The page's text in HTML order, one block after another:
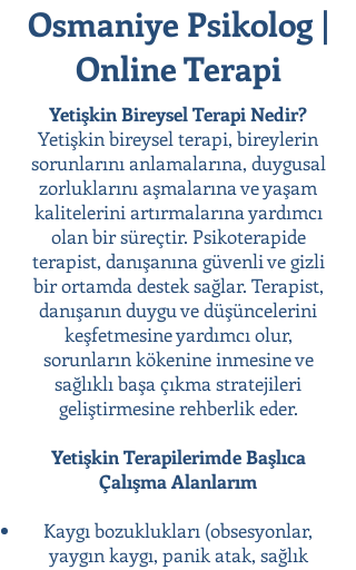
Osmaniye Psikolog |
Online Terapi
Yetişkin Bireysel Terapi Nedir?
Yetişkin bireysel terapi, bireylerin
sorunlarını anlamalarına, duygusal
zorluklarını aşmalarına ve yaşam
kalitelerini artırmalarına yardımcı
olan bir süreçtir. Psikoterapide
terapist, danışanına güvenli ve gizli
bir ortamda destek sağlar. Terapist,
danışanın duygu ve düşüncelerini
keşfetmesine yardımcı olur,
sorunların kökenine inmesine ve
sağlıklı başa çıkma stratejileri
geliştirmesine rehberlik eder.
Yetişkin Terapilerimde Başlıca
Çalışma Alanlarım
Kaygı bozuklukları (obsesyonlar,
yaygın kaygı, panik atak, sağlık